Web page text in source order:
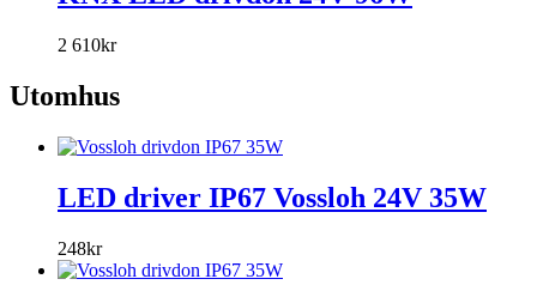
2 610kr
Utomhus
LED driver IP67 Vossloh 24V 35W
248kr